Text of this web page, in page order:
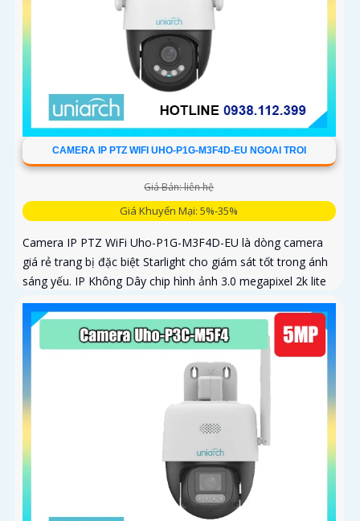
CAMERA IP PTZ WIFI UHO-P1G-M3F4D-EU NGOAI TROI
Giá Bán: liên hệ
Giá Khuyến Mại: 5%-35%
Camera IP PTZ WiFi Uho-P1G-M3F4D-EU là dòng camera
giá rẻ trang bị đặc biệt Starlight cho giám sát tốt trong ánh
sáng yếu. IP Không Dây chip hình ảnh 3.0 megapixel 2k lite